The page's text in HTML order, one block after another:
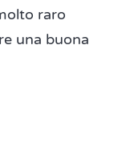
raro
una buona